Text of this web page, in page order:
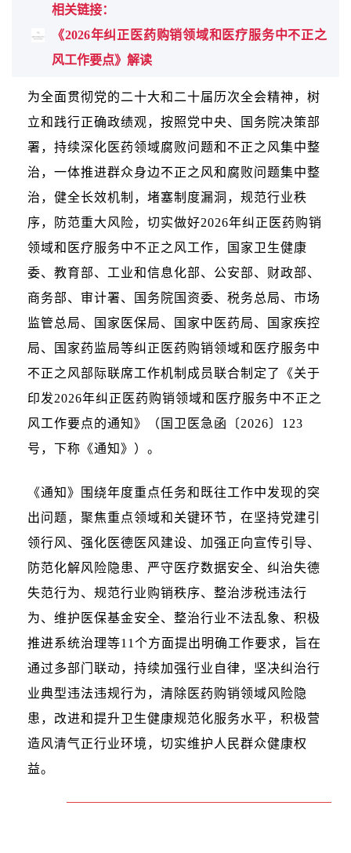
相关链接：
《2026年纠正医药购销领域和医疗服务中不正之
风工作要点》解读
为全面贯彻党的二十大和二十届历次全会精神，树
立和践行正确政绩观，按照党中央、国务院决策部
署，持续深化医药领域腐败问题和不正之风集中整
治，一体推进群众身边不正之风和腐败问题集中整
治，健全长效机制，堵塞制度漏洞，规范行业秩
序，防范重大风险，切实做好2026年纠正医药购销
领域和医疗服务中不正之风工作，国家卫生健康
委、教育部、工业和信息化部、公安部、财政部、
商务部、审计署、国务院国资委、税务总局、市场
监管总局、国家医保局、国家中医药局、国家疾控
局、国家药监局等纠正医药购销领域和医疗服务中
不正之风部际联席工作机制成员联合制定了《关于
印发2026年纠正医药购销领域和医疗服务中不正之
风工作要点的通知》（国卫医急函〔2026〕123
号，下称《通知》）。
《通知》围绕年度重点任务和既往工作中发现的突
出问题，聚焦重点领域和关键环节，在坚持党建引
领行风、强化医德医风建设、加强正向宣传引导、
防范化解风险隐患、严守医疗数据安全、纠治失德
失范行为、规范行业购销秩序、整治涉税违法行
为、维护医保基金安全、整治行业不法乱象、积极
推进系统治理等11个方面提出明确工作要求，旨在
通过多部门联动，持续加强行业自律，坚决纠治行
业典型违法违规行为，清除医药购销领域风险隐
患，改进和提升卫生健康规范化服务水平，积极营
造风清气正行业环境，切实维护人民群众健康权
益。